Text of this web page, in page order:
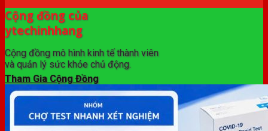
Cộng đồng của
ytechinhhang
Cộng đồng mô hình kinh tế thành viên
và quản lý sức khỏe chủ động.
Tham Gia Cộng Đồng